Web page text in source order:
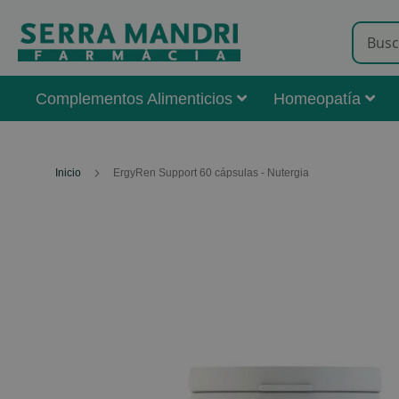
Complementos Alimenticios Homeopatía
Inicio ErgyRen Support 60 cápsulas - Nutergia